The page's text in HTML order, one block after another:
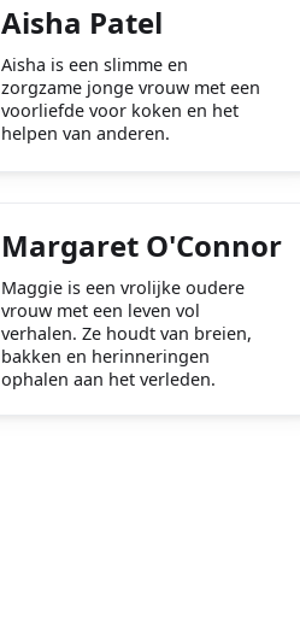
Aisha Patel
Aisha is een slimme en
zorgzame jonge vrouw met een
voorliefde voor koken en het
helpen van anderen.
Margaret O'Connor
Maggie is een vrolijke oudere
vrouw met een leven vol
verhalen. Ze houdt van breien,
bakken en herinneringen
ophalen aan het verleden.